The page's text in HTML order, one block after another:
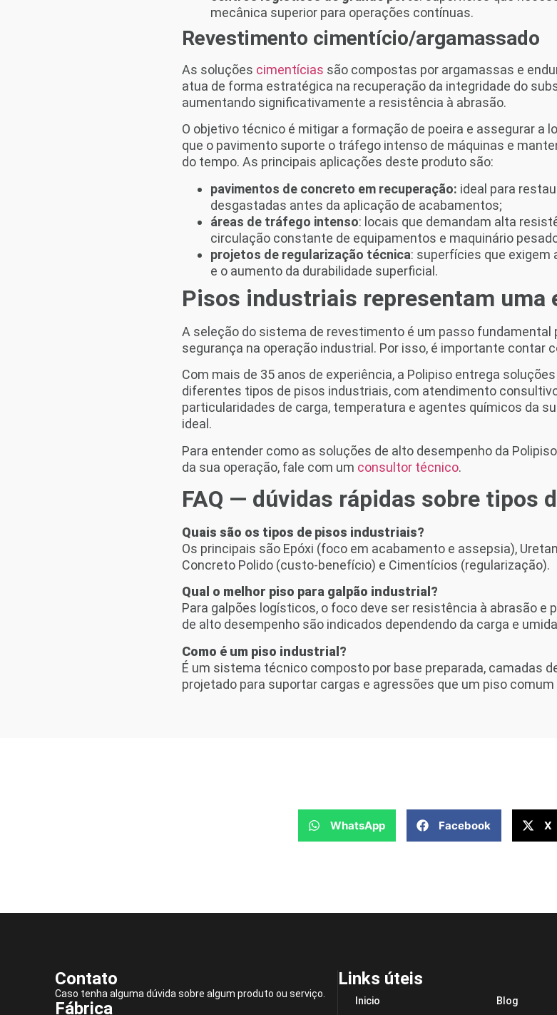
mecânica superior para operações contínuas.
Revestimento cimentício/argamassado
As soluções cimentícias são compostas por argamassas e
atua de forma estratégica na recuperação da integridade do
aumentando significativamente a resistência à abrasão.
O objetivo técnico é mitigar a formação de poeira e assegurar a
que o pavimento suporte o tráfego intenso de máquinas e
do tempo. As principais aplicações deste produto são:
pavimentos de concreto em recuperação: ideal para
desgastadas antes da aplicação de acabamentos;
áreas de tráfego intenso: locais que demandam alta
circulação constante de equipamentos e maquinário
projetos de regularização técnica: superfícies que exigem
e o aumento da durabilidade superficial.
Pisos industriais representam uma
A seleção do sistema de revestimento é um passo fundamental
segurança na operação industrial. Por isso, é importante contar
Com mais de 35 anos de experiência, a Polipiso entrega
diferentes tipos de pisos industriais, com atendimento
particularidades de carga, temperatura e agentes químicos da
ideal.
Para entender como as soluções de alto desempenho da
da sua operação, fale com um consultor técnico.
FAQ — dúvidas rápidas sobre tipos
Quais são os tipos de pisos industriais?
Os principais são Epóxi (foco em acabamento e assepsia),
Concreto Polido (custo-benefício) e Cimentícios (regularização).
Qual o melhor piso para galpão industrial?
Para galpões logísticos, o foco deve ser resistência à abrasão e
de alto desempenho são indicados dependendo da carga e
Como é um piso industrial?
É um sistema técnico composto por base preparada, camadas
projetado para suportar cargas e agressões que um piso
WhatsApp Facebook X
Contato
Caso tenha alguma dúvida sobre algum produto ou serviço.
Fábrica
Links úteis
Inicio Blog